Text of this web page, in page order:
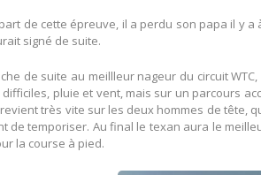
de cette épreuve, il a perdu son papa il y
signé de suite.
de suite au meillleur nageur du circuit
pluie et vent, mais sur un parcours
très vite sur les deux hommes de tête,
de temporiser. Au final le texan aura le
la course à pied.